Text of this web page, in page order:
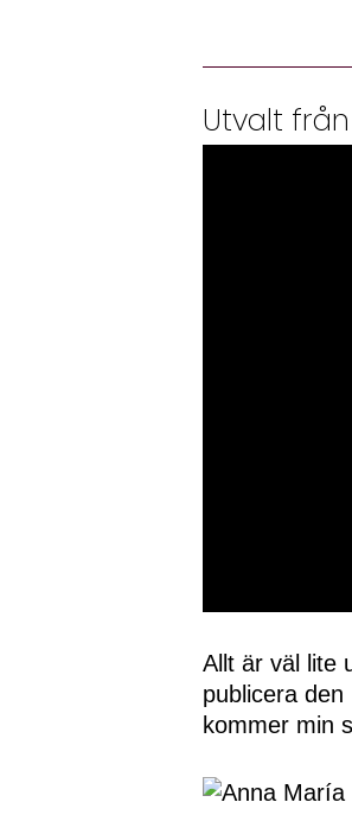
Utvalt
of
50
secondsVolume
0%
Allt är väl lite
publicera
kommer min